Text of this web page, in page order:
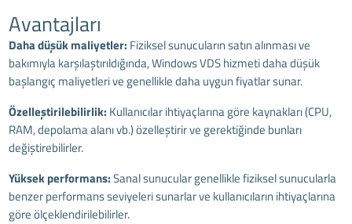
Avantajları
Daha düşük maliyetler: Fiziksel sunucuların satın alınması ve
bakımıyla karşılaştırıldığında, Windows VDS hizmeti daha düşük
başlangıç maliyetleri ve genellikle daha uygun fiyatlar sunar.
Özelleştirilebilirlik: Kullanıcılar ihtiyaçlarına göre kaynakları (CPU,
RAM, depolama alanı vb.) özelleştirir ve gerektiğinde bunları
değiştirebilirler.
Yüksek performans:Sanal sunucular genellikle fiziksel sunucularla
benzer performans seviyeleri sunarlar ve kullanıcıların ihtiyaçlarına
göre ölçeklendirilebilirler.